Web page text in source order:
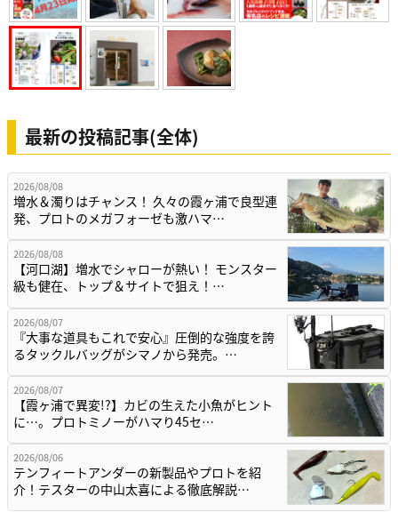
最新の投稿記事(全体)
2026/08/08
増水＆濁りはチャンス！ 久々の霞ヶ浦で良型連
発、プロトのメガフォーゼも激ハマ…
2026/08/08
【河口湖】増水でシャローが熱い！ モンスター
級も健在、トップ＆サイトで狙え！…
2026/08/07
『大事な道具もこれで安心』圧倒的な強度を誇
るタックルバッグがシマノから発売。…
2026/08/07
【霞ヶ浦で異変!?】カビの生えた小魚がヒント
に…。プロトミノーがハマり45セ…
2026/08/06
テンフィートアンダーの新製品やプロトを紹
介！テスターの中山太喜による徹底解説…